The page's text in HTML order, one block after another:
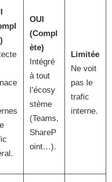
OUI
(Compl
ète)
Intégré
à tout
l’écosy
stème
(Teams,
ShareP
oint…).
Limitée
Ne voit
pas le
trafic
interne.